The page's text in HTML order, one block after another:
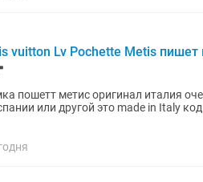
vuitton Lv Pochette Metis пишет
пошетт метис оригинал италия
или другой это made in Italy код есть